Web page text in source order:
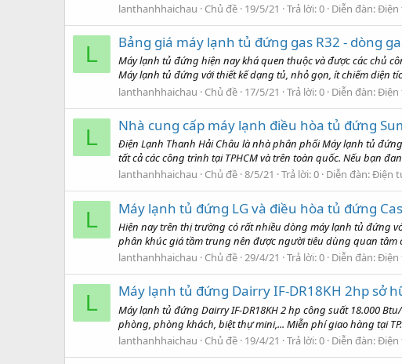
lanthanhhaichau
Chủ đề 19/5/21 Trả lời: 0 Diễn đàn:Điện
L Bảng giá máy lạnh tủ đứng gas R32 - dòng
Máy lạnh tủ đứng hiện nay khá quen thuộc và được các chủ
Máy lạnh tủ đứng với thiết kế dạng tủ, nhỏ gọn, ít chiếm diện
lanthanhhaichau
Chủ đề 17/5/21 Trả lời: 0 Diễn đàn:Điện
L Nhà cung cấp máy lạnh điều hòa tủ đứng
Điện Lạnh Thanh Hải Châu là nhà phân phối Máy lạnh tủ
tất cả các công trình tại TPHCM và trên toàn quốc. Nếu bạn
lanthanhhaichau
Chủ đề 8/5/21 Trả lời: 0 Diễn đàn:Điện
L Máy lạnh tủ đứng LG và điều hòa tủ đứng
Hiện nay trên thị trường có rất nhiều dòng máy lạnh tủ đứng
phân khúc giá tầm trung nên được người tiêu dùng quan tâm
lanthanhhaichau
Chủ đề 29/4/21 Trả lời: 0 Diễn đàn:Điện
L Máy lạnh tủ đứng Dairry IF-DR18KH 2hp sở
Máy lạnh tủ đứng Dairry IF-DR18KH 2 hp công suất 18.000
phòng, phòng khách, biệt thự mini,... Miễn phí giao hàng tại
lanthanhhaichau
Chủ đề 19/4/21 Trả lời: 0 Diễn đàn:Điện